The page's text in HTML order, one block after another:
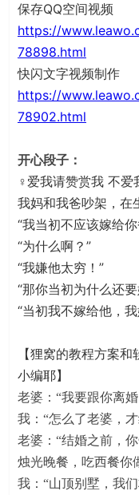
保存QQ空间视频
https://
78898.html
快闪文字视频制作
https://
78902.html
开心段子：
♀爱我请赞赏我 不爱
我妈和我爸吵架，在
“我当初不应该嫁给
“为什么啊？”
“我嫌他太穷！”
“那你当初为什么还
“当初我不嫁给他，
【狸窝的教程方案
小编耶】
老婆：“我要跟你离
我：“怎么了老婆，
老婆：“结婚之前，
烛光晚餐，吃西餐你
我：“山顶别墅，我